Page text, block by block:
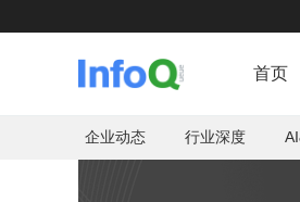
首页
企业动态 行业深度